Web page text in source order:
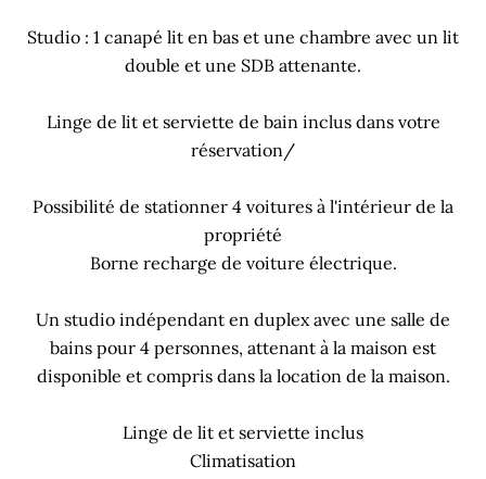
Studio : 1 canapé lit en bas et une chambre avec un lit
double et une SDB attenante.
Linge de lit et serviette de bain inclus dans votre
réservation/
Possibilité de stationner 4 voitures à l'intérieur de la
propriété
Borne recharge de voiture électrique.
Un studio indépendant en duplex avec une salle de
bains pour 4 personnes, attenant à la maison est
disponible et compris dans la location de la maison.
Linge de lit et serviette inclus
Climatisation